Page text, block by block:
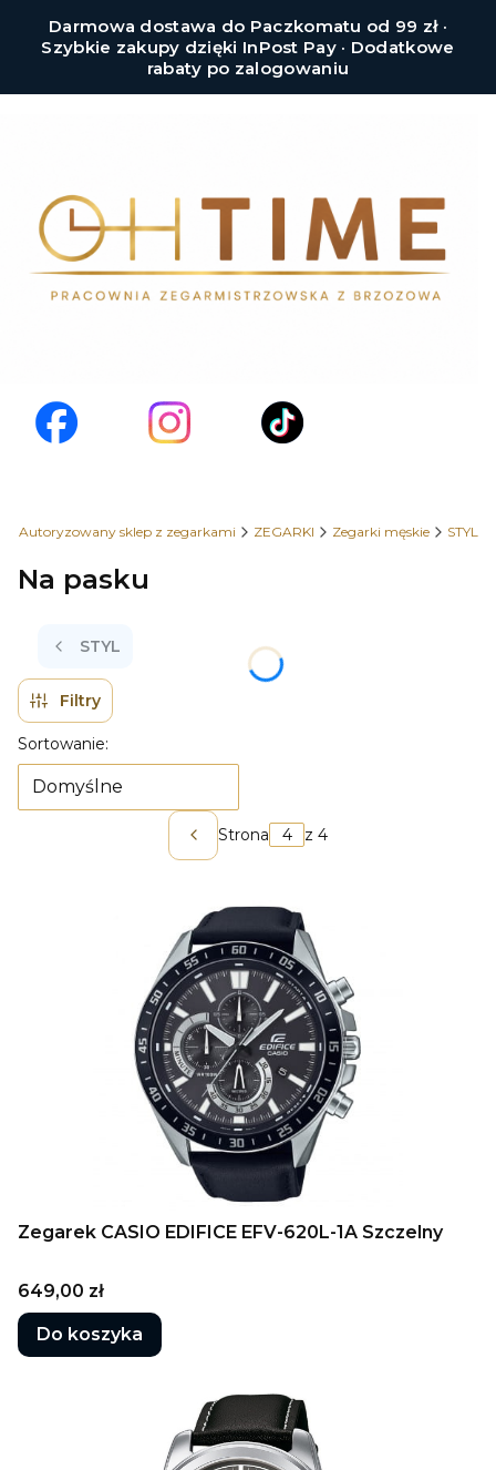
Darmowa dostawa do Paczkomatu od 99 zł ·
Szybkie zakupy dzięki InPost Pay · Dodatkowe
rabaty po zalogowaniu
- Autoryzowany sklep z zegarkami ZEGARKI Zegarki męskie STYL
Na pasku
STYL
Filtry
Lista produktów
Sortowanie:
Domyślne
Poprzednie produkty
Strona z 4
Zegarek CASIO EDIFICE EFV-620L-1A Szczelny
Cena
649,00 zł
Do koszyka